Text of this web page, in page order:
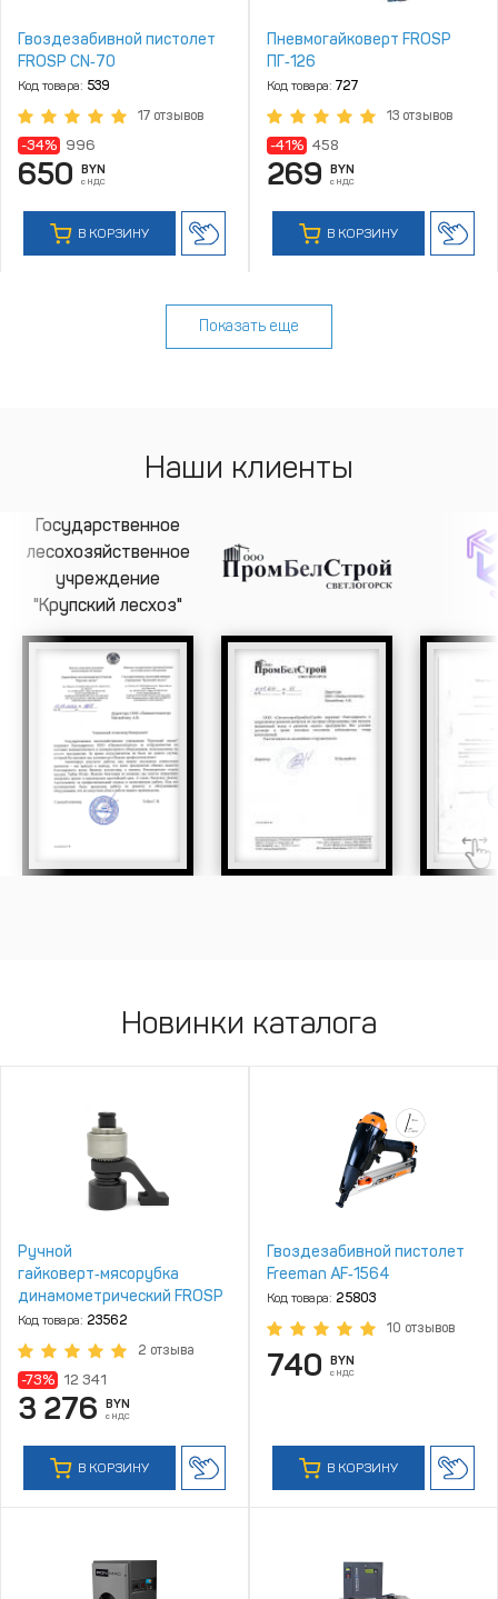
Гвоздезабивной пистолет
FROSP CN‑70
Код товара: 539
17 отзывов
-34% 996
650 BYN
с НДС
В КОРЗИНУ
Пневмогайковерт FROSP
ПГ‑126
Код товара: 727
13 отзывов
-41% 458
269 BYN
с НДС
В КОРЗИНУ
Показать еще
Наши клиенты
Государственное
лесохозяйственное
учреждение
"Крупский лесхоз"
Новинки каталога
Ручной
гайковерт‑мясорубка
динамометрический FROSP
HM‑12
Код товара: 23562
2 отзыва
-73% 12 341
3 276 BYN
с НДС
В КОРЗИНУ
Гвоздезабивной пистолет
Freeman AF‑1564
Код товара: 25803
10 отзывов
740 BYN
с НДС
В КОРЗИНУ